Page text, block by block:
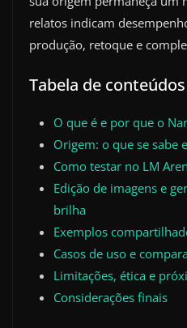
relatos indicam
produção, retoque e
Tabela de conteúdos
O que é e por que o
Origem: o que se sabe
Como testar no LM
Edição de imagens e
brilha
Exemplos
Casos de uso e
Limitações, ética e
Considerações finais